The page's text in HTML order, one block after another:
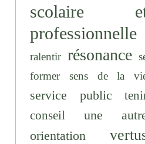
scolaire
professionnelle
ralentir résonance
former
sens de la
service public
conseil
une
orientation